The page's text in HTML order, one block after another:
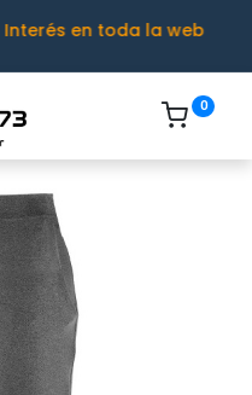
en toda la web
0